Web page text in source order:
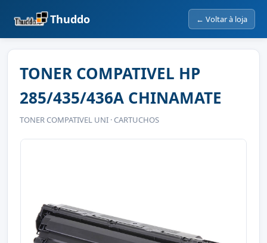
Thuddo ← Voltar à loja
TONER COMPATIVEL HP
285/435/436A CHINAMATE
TONER COMPATIVEL UNI · CARTUCHOS